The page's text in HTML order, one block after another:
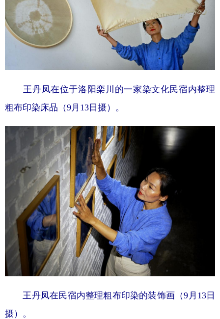
王丹凤在位于洛阳栾川的一家染文化民宿内整理
粗布印染床品（9月13日摄）。
王丹凤在民宿内整理粗布印染的装饰画（9月13日
摄）。